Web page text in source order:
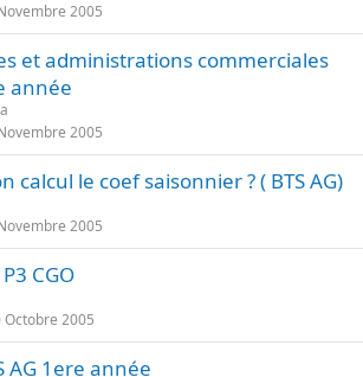
2005
et administrations commerciales
année
2005
calcul le coef saisonnier ? ( BTS AG)
2005
CGO
Octobre 2005
AG 1ere année